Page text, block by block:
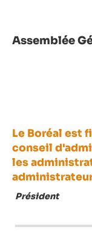
Assemblée
Le Boréal est
conseil
les
Président